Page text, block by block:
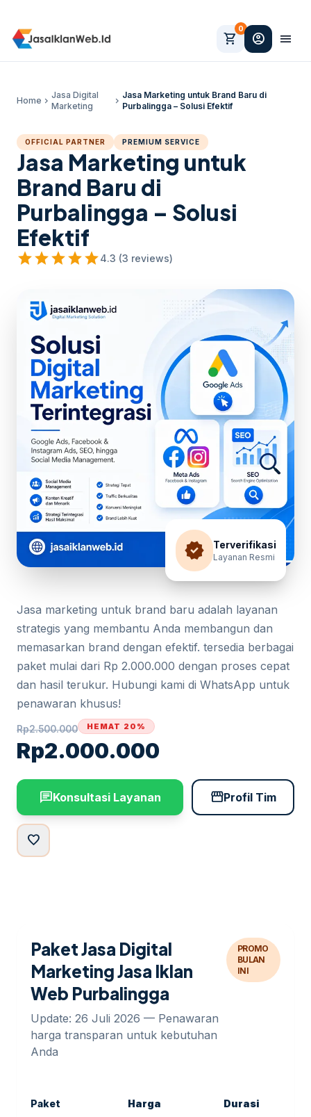
shopping_cart
0
account_circle menu
Home chevron_right
Jasa Digital
Marketing
chevron_right
Jasa Marketing untuk Brand Baru di
Purbalingga – Solusi Efektif
OFFICIAL PARTNER PREMIUM SERVICE
Jasa Marketing untuk
Brand Baru di
Purbalingga – Solusi
Efektif
starstarstarstarstar4.3 (3 reviews)
verified Terverifikasi
Layanan Resmi
Jasa marketing untuk brand baru adalah layanan
strategis yang membantu Anda membangun dan
memasarkan brand dengan efektif. tersedia berbagai
paket mulai dari Rp 2.000.000 dengan proses cepat
dan hasil terukur. Hubungi kami di WhatsApp untuk
penawaran khusus!
Rp2.500.000
Rp2.000.000
HEMAT 20%
chatKonsultasi Layanan storefrontProfil Tim
favorite
Paket Jasa Digital
Marketing Jasa Iklan
Web Purbalingga
Update: 26 Juli 2026 — Penawaran
harga transparan untuk kebutuhan
Anda
PROMO
BULAN
INI
Paket Harga Durasi